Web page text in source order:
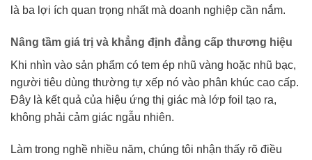
là ba lợi ích quan trọng nhất mà doanh nghiệp cần nắm.
Nâng tầm giá trị và khẳng định đẳng cấp thương hiệu
Khi nhìn vào sản phẩm có tem ép nhũ vàng hoặc nhũ bạc,
người tiêu dùng thường tự xếp nó vào phân khúc cao cấp.
Đây là kết quả của hiệu ứng thị giác mà lớp foil tạo ra,
không phải cảm giác ngẫu nhiên.
Làm trong nghề nhiều năm, chúng tôi nhận thấy rõ điều